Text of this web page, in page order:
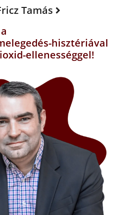
Tamás
hisztériával
ellenességgel!